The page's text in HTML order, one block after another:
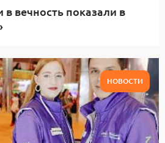
в вечность показали в
НОВОСТИ